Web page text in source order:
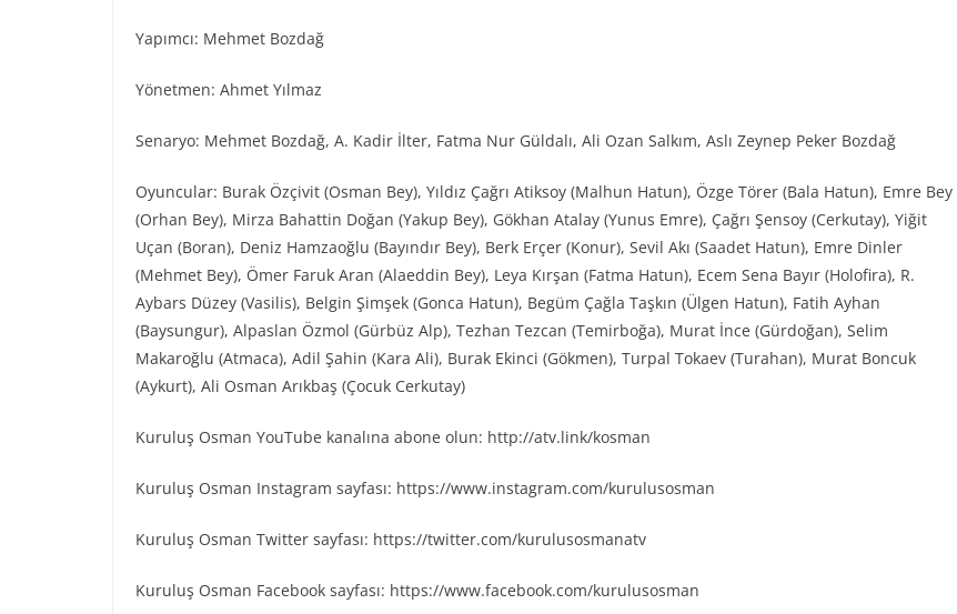
Yapımcı: Mehmet Bozdağ
Yönetmen: Ahmet Yılmaz
Senaryo: Mehmet Bozdağ, A. Kadir İlter, Fatma Nur Güldalı, Ali Ozan Salkım, Aslı Zeynep Peker Bozdağ
Oyuncular: Burak Özçivit (Osman Bey), Yıldız Çağrı Atiksoy (Malhun Hatun), Özge Törer (Bala Hatun), Emre Bey
(Orhan Bey), Mirza Bahattin Doğan (Yakup Bey), Gökhan Atalay (Yunus Emre), Çağrı Şensoy (Cerkutay), Yiğit
Uçan (Boran), Deniz Hamzaoğlu (Bayındır Bey), Berk Erçer (Konur), Sevil Akı (Saadet Hatun), Emre Dinler
(Mehmet Bey), Ömer Faruk Aran (Alaeddin Bey), Leya Kırşan (Fatma Hatun), Ecem Sena Bayır (Holofira), R.
Aybars Düzey (Vasilis), Belgin Şimşek (Gonca Hatun), Begüm Çağla Taşkın (Ülgen Hatun), Fatih Ayhan
(Baysungur), Alpaslan Özmol (Gürbüz Alp), Tezhan Tezcan (Temirboğa), Murat İnce (Gürdoğan), Selim
Makaroğlu (Atmaca), Adil Şahin (Kara Ali), Burak Ekinci (Gökmen), Turpal Tokaev (Turahan), Murat Boncuk
(Aykurt), Ali Osman Arıkbaş (Çocuk Cerkutay)
Kuruluş Osman YouTube kanalına abone olun: http://atv.link/kosman
Kuruluş Osman Instagram sayfası: https://www.instagram.com/kurulusosman
Kuruluş Osman Twitter sayfası: https://twitter.com/kurulusosmanatv
Kuruluş Osman Facebook sayfası: https://www.facebook.com/kurulusosman